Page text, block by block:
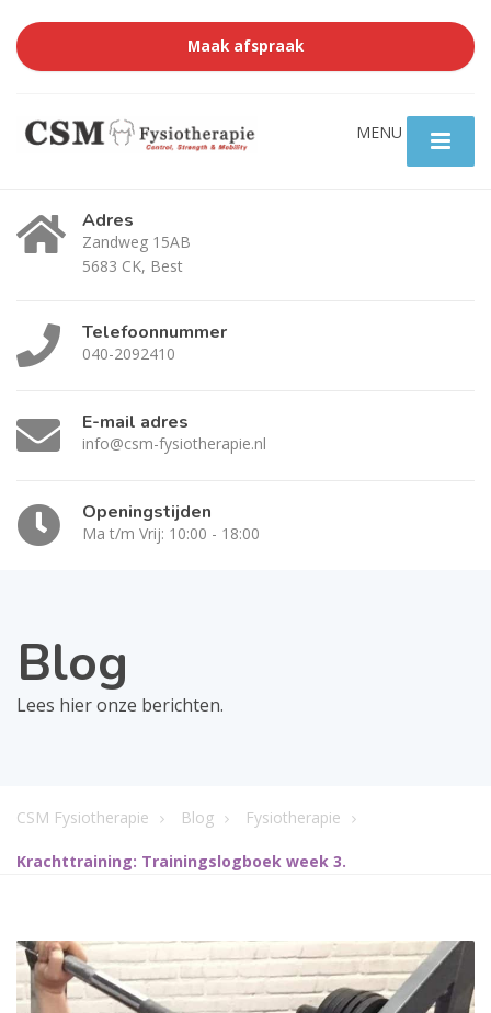
Maak afspraak
Adres
Zandweg 15AB
5683 CK, Best
Telefoonnummer
040-2092410
E-mail adres
info@csm-fysiotherapie.nl
Openingstijden
Ma t/m Vrij: 10:00 - 18:00
Blog
Lees hier onze berichten.
CSM Fysiotherapie Blog Fysiotherapie
Krachttraining: Trainingslogboek week 3.